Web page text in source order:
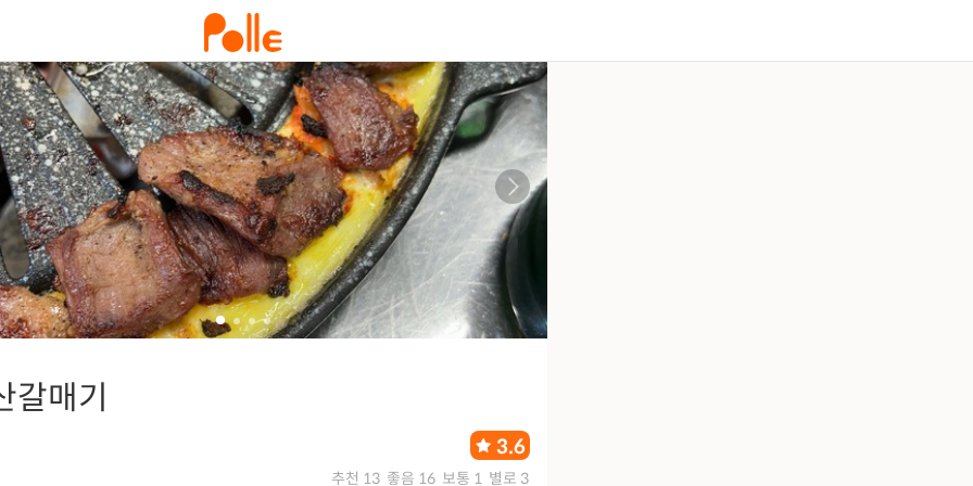
갈매기
3.6
추천 13 좋음 16 보통 1 별로 3